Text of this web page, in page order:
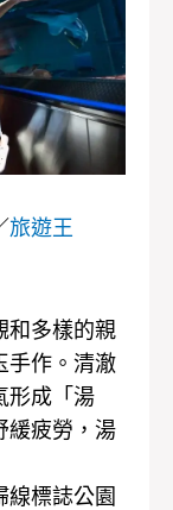
旅遊王
和多樣的親
手作。清澈
形成「湯
緩疲勞，湯
線標誌公園